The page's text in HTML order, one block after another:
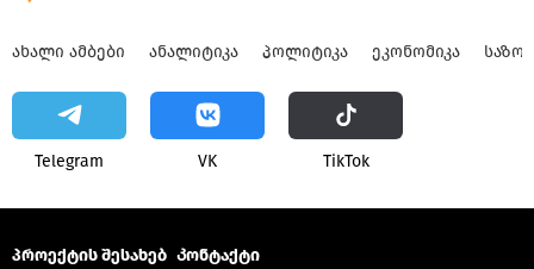
ᲐᲮᲐᲚᲘ ᲐᲛᲑᲔᲑᲘ ᲐᲜᲐᲚᲘᲢᲘᲙᲐ ᲞᲝᲚᲘᲢᲘᲙᲐ ᲔᲙᲝᲜᲝᲛᲘᲙᲐ
Telegram VK ТikТоk
პროექტის შესახებ Კონტაქტი